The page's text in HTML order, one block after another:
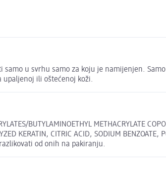
u svrhu samo za koju je namijenjen.
ili oštećenoj koži.
BUTYLAMINOETHYL METHACRYLATE
KERATIN, CITRIC ACID, SODIUM
razlikovati od onih na pakiranju.